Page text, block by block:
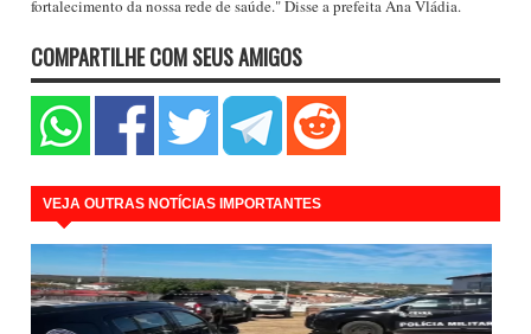
fortalecimento da nossa rede de saúde." Disse a prefeita Ana Vládia.
COMPARTILHE COM SEUS AMIGOS
VEJA OUTRAS NOTÍCIAS IMPORTANTES